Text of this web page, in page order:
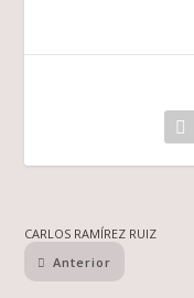
CARLOS RAMÍREZ RUIZ
Anterior